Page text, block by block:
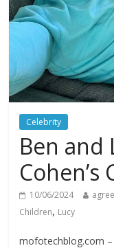
Celebrity
Ben and
Cohen’s
10/06/2024
Children, Lucy
mofotechblog.com